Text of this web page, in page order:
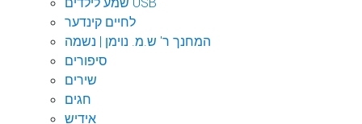
לחיים קינדער
המחנך ר' ש.מ. נוימן | נשמה
סיפורים
שירים
חגים
אידיש